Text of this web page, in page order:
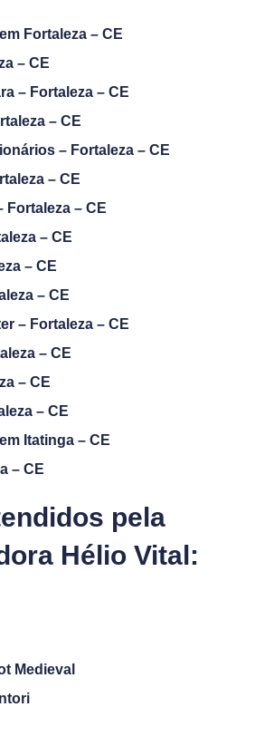
Fortaleza – CE
– CE
– Fortaleza – CE
– CE
– Fortaleza – CE
– CE
Fortaleza – CE
– CE
– CE
– CE
– Fortaleza – CE
– CE
– CE
– CE
Itatinga – CE
– CE
pela
Hélio Vital:
Medieval